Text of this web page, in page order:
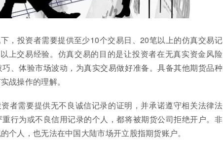
，投资者需要提供至少10个交易日、20笔以上的仿真交易记
上交易经验。仿真交易的目的是让投资者在无真实资金风险
、体验市场波动，为真实交易做好准备。具备其他期货品种
战操作的理解。
者需要提供无不良诚信记录的证明，并承诺遵守相关法律法
行为或不良信用记录的个人，都将被期货公司拒绝开户。非
个人，也无法在中国大陆市场开立股指期货账户。